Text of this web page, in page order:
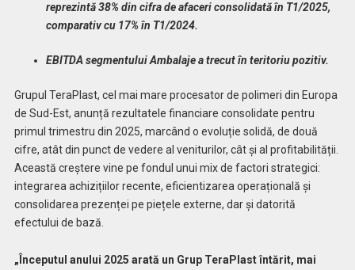
reprezintă 38% din cifra de afaceri consolidată în T1/2025,
comparativ cu 17% în T1/2024.
EBITDA segmentului Ambalaje a trecut în teritoriu pozitiv.
Grupul TeraPlast, cel mai mare procesator de polimeri din Europa
de Sud-Est, anunță rezultatele financiare consolidate pentru
primul trimestru din 2025, marcând o evoluție solidă, de două
cifre, atât din punct de vedere al veniturilor, cât și al profitabilității.
Această creștere vine pe fondul unui mix de factori strategici:
integrarea achizițiilor recente, eficientizarea operațională și
consolidarea prezenței pe piețele externe, dar și datorită
efectului de bază.
„Începutul anului 2025 arată un Grup TeraPlast întărit, mai